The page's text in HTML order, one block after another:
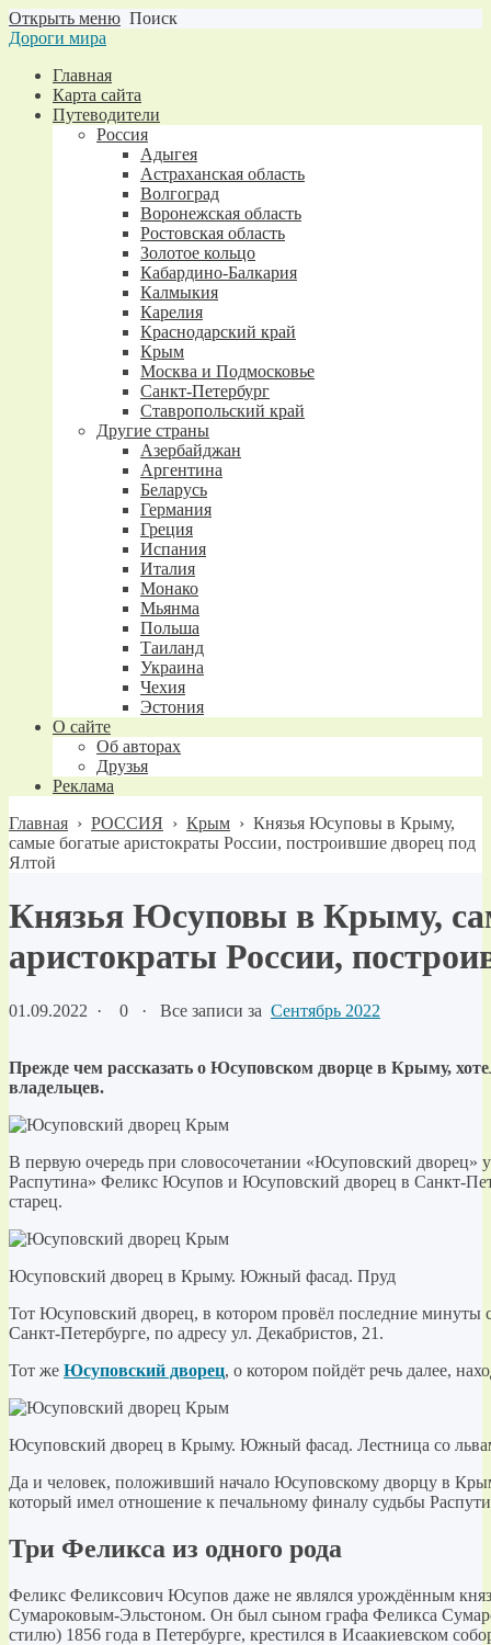
Открыть меню Поиск
Дороги мира
Главная
Карта сайта
Путеводители
Россия
Адыгея
Астраханская область
Волгоград
Воронежская область
Ростовская область
Золотое кольцо
Кабардино-Балкария
Калмыкия
Карелия
Краснодарский край
Крым
Москва и Подмосковье
Санкт-Петербург
Ставропольский край
Другие страны
Азербайджан
Аргентина
Беларусь
Германия
Греция
Испания
Италия
Монако
Мьянма
Польша
Таиланд
Украина
Чехия
Эстония
О сайте
Об авторах
Друзья
Реклама
Главная › РОССИЯ › Крым › Князья Юсуповы в Крыму,
самые богатые аристократы России, построившие дворец под
Ялтой
Князья Юсуповы в Крыму,
аристократы России,
01.09.2022 · 0 · Все записи за Сентябрь 2022
Прежде чем рассказать о Юсуповском дворце в Крыму,
владельцев.
В первую очередь при словосочетании «Юсуповский дворец»
Распутина» Феликс Юсупов и Юсуповский дворец в Санкт-
старец.
Юсуповский дворец в Крыму. Южный фасад. Пруд
Тот Юсуповский дворец, в котором провёл последние минуты
Санкт-Петербурге, по адресу ул. Декабристов, 21.
Тот же Юсуповский дворец, о котором пойдёт речь далее,
Юсуповский дворец в Крыму. Южный фасад. Лестница со
Да и человек, положивший начало Юсуповскому дворцу в
который имел отношение к печальному финалу судьбы
Три Феликса из одного рода
Феликс Феликсович Юсупов даже не являлся урождённым
Сумароковым-Эльстоном. Он был сыном графа Феликса
стилю) 1856 года в Петербурге, крестился в Исаакиевском